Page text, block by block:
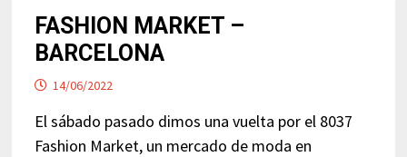
FASHION MARKET –
BARCELONA
14/06/2022
El sábado pasado dimos una vuelta por el 8037
Fashion Market, un mercado de moda en